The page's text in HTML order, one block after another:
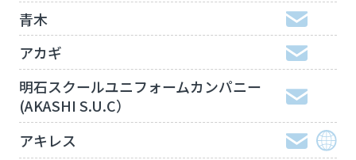
青木
アカギ
明石スクールユニフォームカンパニー
(AKASHI S.U.C）
アキレス